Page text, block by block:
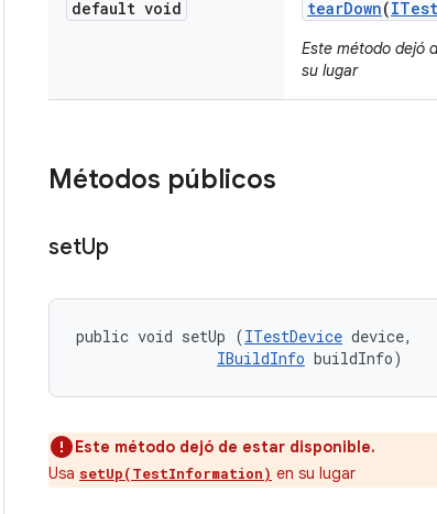
default void tearDown(ITest
Este método dejó
su lugar
Métodos públicos
setUp
public void setUp (ITestDevice device,
IBuildInfo buildInfo)
Este método dejó de estar disponible.
Usa setUp(TestInformation) en su lugar